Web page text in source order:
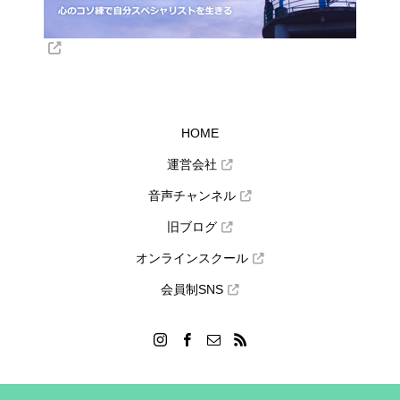
HOME
運営会社
音声チャンネル
旧ブログ
オンラインスクール
会員制SNS